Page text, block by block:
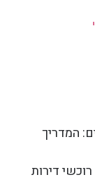
המדריך
דירות